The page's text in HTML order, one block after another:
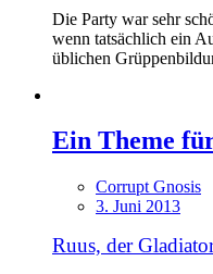
Die Party war sehr
wenn tatsächlich ein
üblichen
Ein Theme
Corrupt Gnosis
3. Juni 2013
Ruus, der